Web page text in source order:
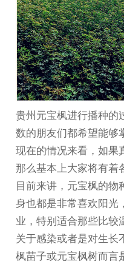
贵州元宝枫进行播种的
数的朋友们都希望能够
现在的情况来看，如果
那么基本上大家将有着
目前来讲，元宝枫的物
身也都是非常喜欢阳光
业，特别适合那些比较
关于感染或者是对生长
枫苗子或元宝枫树而言